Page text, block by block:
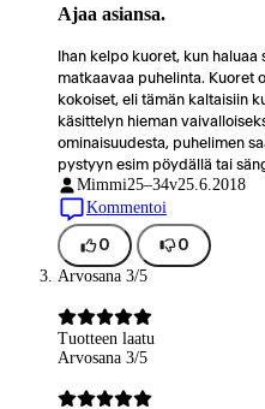
Ajaa asiansa.
Ihan kelpo kuoret, kun
matkaavaa puhelinta. Kuoret
kokoiset, eli tämän kaltaisiin
käsittelyn hieman
ominaisuudesta, puhelimen
pystyyn esim pöydällä tai
Mimmi25–34v25.6.2018
Kommentoi
0 0
Arvosana 3/5
Tuotteen laatu
Arvosana 3/5